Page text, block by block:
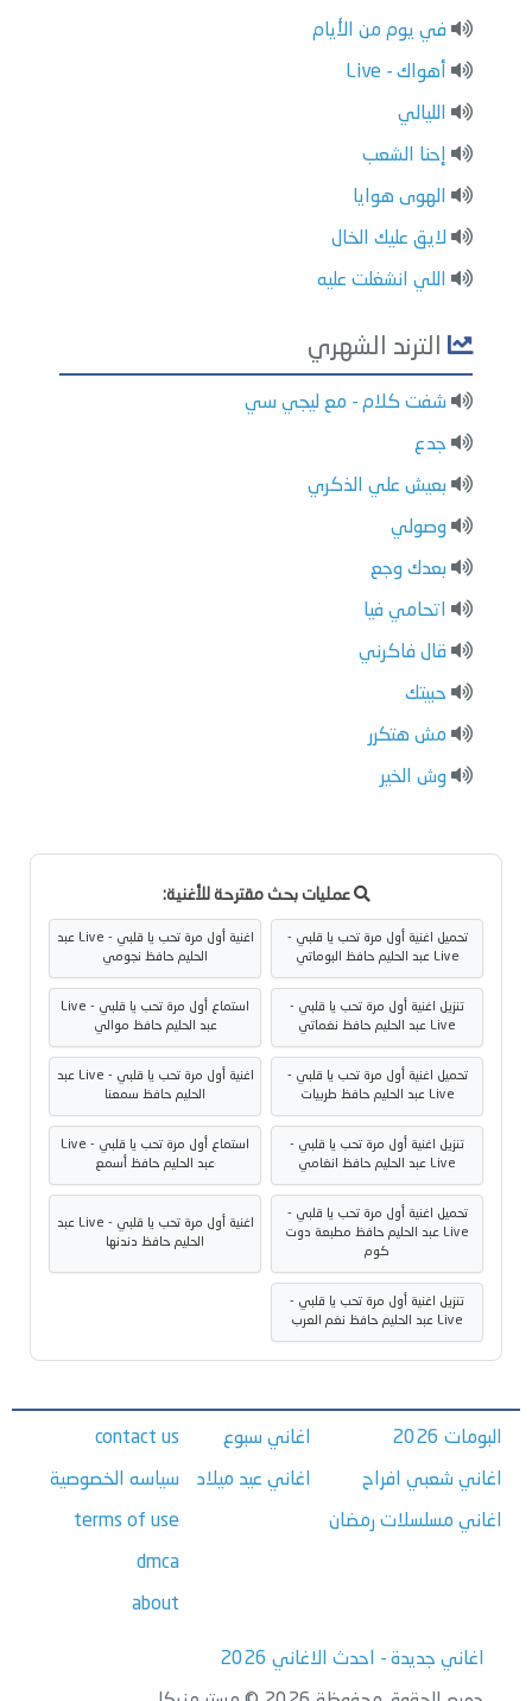
في يوم من الأيام
أهواك - Live
الليالي
إحنا الشعب
الهوى هوايا
لايق عليك الخال
اللي انشغلت عليه
الترند الشهري
شفت كلام - مع ليجي سي
جدع
بعيش علي الذكري
وصولي
بعدك وجع
اتحامي فيا
قال فاكرني
حبيتك
مش هتكرر
وش الخير
عمليات بحث مقترحة للأغنية:
تحميل اغنية أول مرة تحب يا قلبي -
Live عبد الحليم حافظ البوماتي
اغنية أول مرة تحب يا قلبي - Live عبد
الحليم حافظ نجومي
تنزيل اغنية أول مرة تحب يا قلبي -
Live عبد الحليم حافظ نغماتي
استماع أول مرة تحب يا قلبي - Live
عبد الحليم حافظ موالي
تحميل اغنية أول مرة تحب يا قلبي -
Live عبد الحليم حافظ طربيات
اغنية أول مرة تحب يا قلبي - Live عبد
الحليم حافظ سمعنا
تنزيل اغنية أول مرة تحب يا قلبي -
Live عبد الحليم حافظ انغامي
استماع أول مرة تحب يا قلبي - Live
عبد الحليم حافظ أسمع
تحميل اغنية أول مرة تحب يا قلبي -
Live عبد الحليم حافظ مطبعة دوت
كوم
اغنية أول مرة تحب يا قلبي - Live عبد
الحليم حافظ دندنها
تنزيل اغنية أول مرة تحب يا قلبي -
Live عبد الحليم حافظ نغم العرب
البومات 2026
اغاني شعبي افراح
اغاني مسلسلات رمضان
اغاني سبوع
اغاني عيد ميلاد
contact us
سياسه الخصوصية
terms of use
dmca
about
اغاني جديدة - احدث الاغاني 2026